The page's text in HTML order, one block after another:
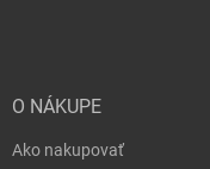
O NÁKUPE
Ako nakupovať